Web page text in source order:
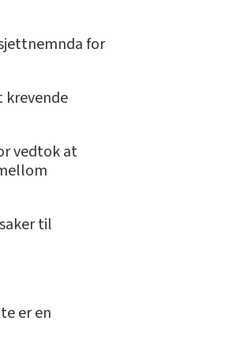
for
krevende
vedtok at
til
er en